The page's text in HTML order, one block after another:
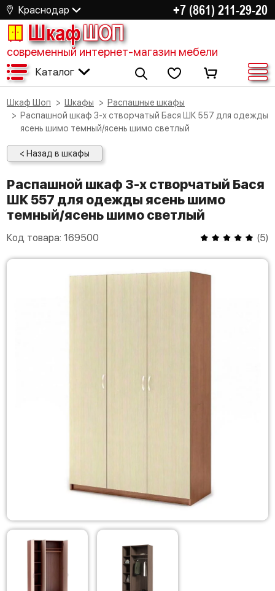
Краснодар +7 (861) 211-29-20
ШкафШОП
современный интернет-магазин мебели
Каталог
Шкаф Шоп Шкафы
Распашные шкафы
Распашной шкаф 3-х створчатый Бася ШК 557 для одежды
ясень шимо темный/ясень шимо светлый
< Назад в шкафы
Распашной шкаф 3-х створчатый Бася
ШК 557 для одежды ясень шимо
темный/ясень шимо светлый
Код товара: 169500 (5)